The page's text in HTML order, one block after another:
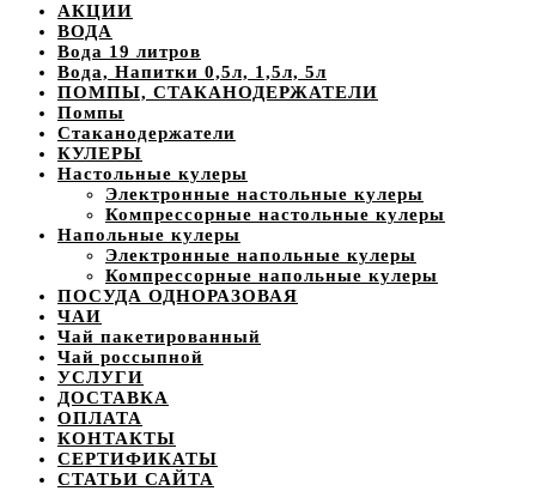
АКЦИИ
ВОДА
Вода 19 литров
Вода, Напитки 0,5л, 1,5л, 5л
ПОМПЫ, СТАКАНОДЕРЖАТЕЛИ
Помпы
Стаканодержатели
КУЛЕРЫ
Настольные кулеры
Электронные настольные кулеры
Компрессорные настольные кулеры
Напольные кулеры
Электронные напольные кулеры
Компрессорные напольные кулеры
ПОСУДА ОДНОРАЗОВАЯ
ЧАИ
Чай пакетированный
Чай россыпной
УСЛУГИ
ДОСТАВКА
ОПЛАТА
КОНТАКТЫ
СЕРТИФИКАТЫ
СТАТЬИ САЙТА